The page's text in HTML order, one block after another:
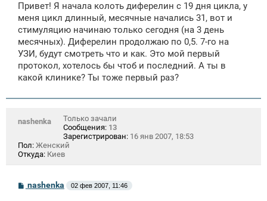
Привет! Я начала колоть диферелин с 19 дня цикла, у
меня цикл длинный, месячные начались 31, вот и
стимуляцию начинаю только сегодня (на 3 день
месячных). Диферелин продолжаю по 0,5. 7-го на
УЗИ, будут смотреть что и как. Это мой первый
протокол, хотелось бы чтоб и последний. А ты в
какой клинике? Ты тоже первый раз?
nashenka
Только зачали
Сообщения: 13
Зарегистрирован: 16 янв 2007, 18:53
Пол: Женский
Откуда: Киев
Сnashenka 02 фев 2007, 11:46